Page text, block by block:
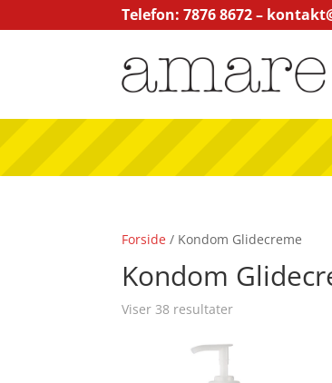
Telefon: 7876 8672 –
Forside / Kondom Glidecreme
Kondom
Viser 38 resultater